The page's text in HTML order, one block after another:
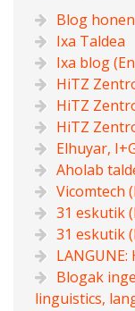
Blog
Ixa Taldea
Ixa blog
HiTZ
HiTZ
HiTZ
Elhuyar,
Aholab
Vicomtech
31 eskutik
31 eskutik
Blogak
linguistics,